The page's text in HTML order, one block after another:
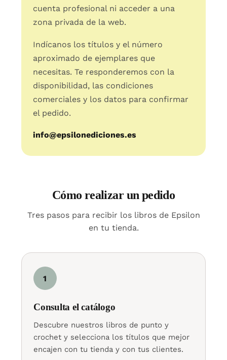
cuenta profesional ni acceder a una
zona privada de la web.
Indícanos los títulos y el número
aproximado de ejemplares que
necesitas. Te responderemos con la
disponibilidad, las condiciones
comerciales y los datos para confirmar
el pedido.
info@epsilonediciones.es
Cómo realizar un pedido
Tres pasos para recibir los libros de Epsilon
en tu tienda.
1
Consulta el catálogo
Descubre nuestros libros de punto y
crochet y selecciona los títulos que mejor
encajen con tu tienda y con tus clientes.